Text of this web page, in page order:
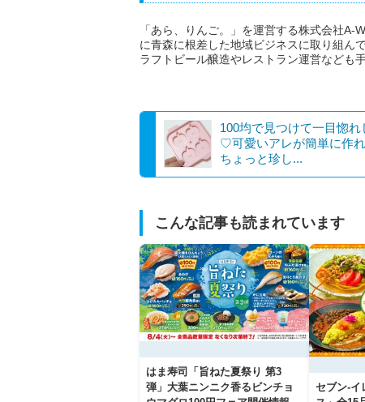
「あら、りんご。」を運営する株式会社
に青森に根差した地域ビジネスに取り組ん
ラフトビール醸造やレストラン運営なども
100均で見つけて一目惚
♡可愛いアレが簡単に作れ
ちょっと珍し...
こんな記事も読まれています
はま寿司「旨ねた夏祭り 第3
弾」大葉ニンニク香るビンチョ
セブン‐